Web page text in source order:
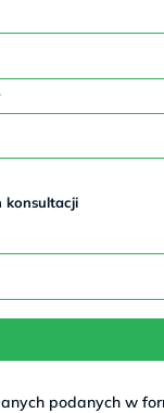
konsultacji
podanych w